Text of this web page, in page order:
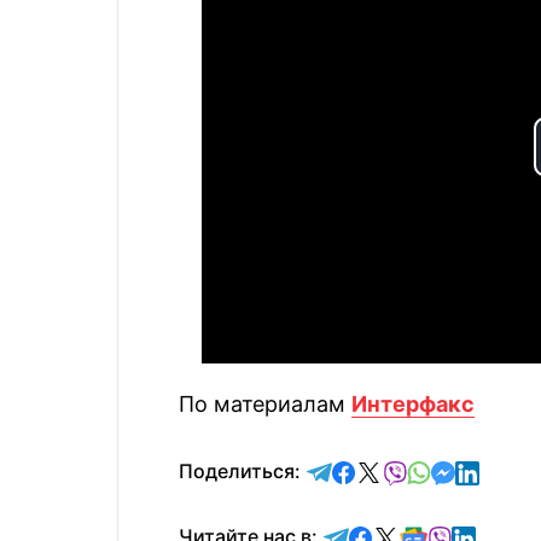
По материалам Интерфакс
Поделиться: отправить в Telegram
поделиться в
поделиться в X
отправить в
отправить
Читайте нас в: Читайте в Telegram
Читайте в
Читайте в X
Читайте в
Читайте